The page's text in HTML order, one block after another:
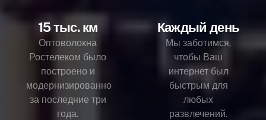
15 тыс. км
Оптоволокна
Ростелеком было
построено и
модернизированно
за последние три
года.
Каждый день
Мы заботимся,
чтобы Ваш
интернет был
быстрым для
любых
развлечений.